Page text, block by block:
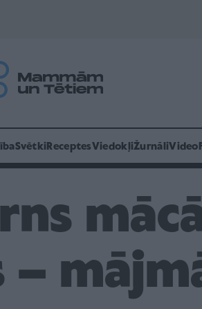
Svētki ReceptesViedokļiŽurnāliVideo
–